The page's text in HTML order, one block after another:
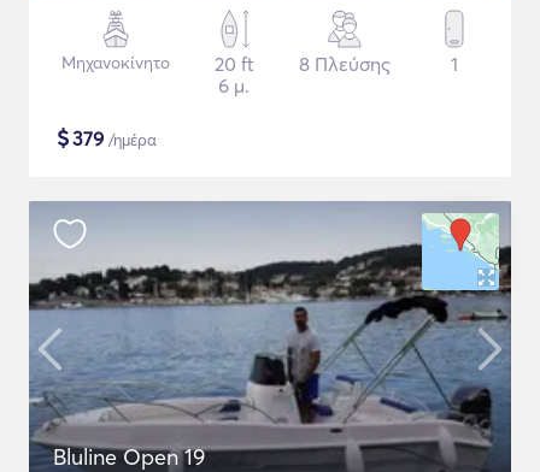
Μηχανοκίνητο
20 ft
6 μ.
8 Πλεύσης 1
$379 /ημέρα
Bluline Open 19